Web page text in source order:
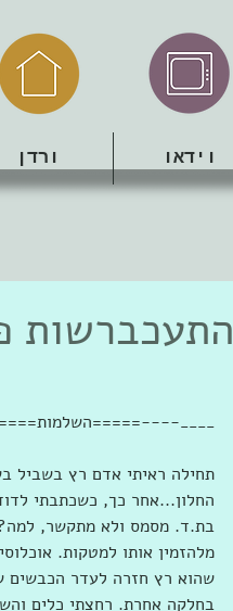
וידאו ורדן
התעכברשות
____----
תחילה ראיתי אדם רץ בשביל
החלון...אחר כך, כשכתבתי
בת.ד. מסמס ולא מתקשר,
מלהזמין אותו למטקות.
שהוא רץ חזרה לעדר הכבשים
בחלקה אחרת. רחצתי כלים